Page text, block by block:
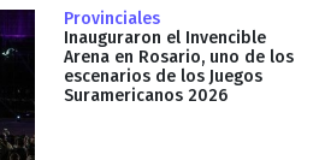
Provinciales
Inauguraron el Invencible
Arena en Rosario, uno de los
escenarios de los Juegos
Suramericanos 2026